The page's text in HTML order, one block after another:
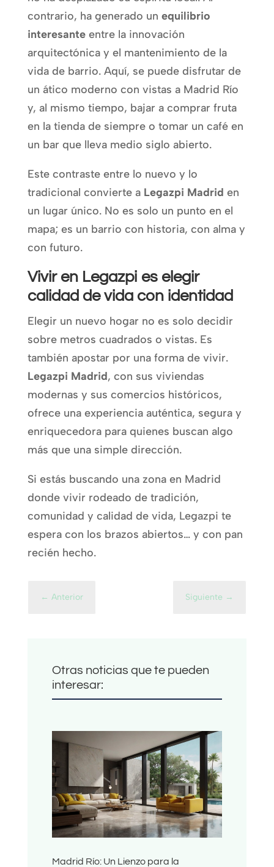
contrario, ha generado un equilibrio
interesanteentre la innovación
arquitectónica y el mantenimiento de la
vida de barrio. Aquí, se puede disfrutar de
un ático moderno con vistas a Madrid Río
y, al mismo tiempo, bajar a comprar fruta
en la tienda de siempre o tomar un café en
un bar que lleva medio siglo abierto.
Este contraste entre lo nuevo y lo
tradicional convierte a Legazpi Madrid en
un lugar único. No es solo un punto en el
mapa; es un barrio con historia, con alma y
con futuro.
Vivir en Legazpi es elegir
calidad de vida con identidad
Elegir un nuevo hogar no es solo decidir
sobre metros cuadrados o vistas. Es
también apostar por una forma de vivir.
Legazpi Madrid, con sus viviendas
modernas y sus comercios históricos,
ofrece una experiencia auténtica, segura y
enriquecedora para quienes buscan algo
más que una simple dirección.
Si estás buscando una zona en Madrid
donde vivir rodeado de tradición,
comunidad y calidad de vida, Legazpi te
espera con los brazos abiertos… y con pan
recién hecho.
← Anterior Siguiente →
Otras noticias que te pueden
interesar:
Madrid Río: Un Lienzo para la